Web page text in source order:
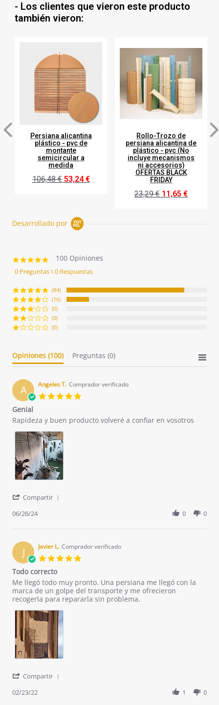
- Los clientes que vieron este producto
también vieron:
Persiana alicantina
plástico - pvc de
montante
semicircular a
medida
106,48 € 53,24 €
Rollo-Trozo de
persiana alicantina de
plástico - pvc (No
incluye mecanismos
ni accesorios)
OFERTAS BLACK
FRIDAY
23,29 € 11,65 €
Desarrollado por
4.8
star
rating
100 Opiniones
0 Preguntas \ 0 Respuestas
(84)
(16)
(0)
(0)
(0)
Opiniones (100) Preguntas (0)
A Angeles T. Comprador verificado
Genial
Review
Angeles
T.
on
26
Jun
2024
review
Genial
Rapideza y buen producto volveré a confiar en vosotros
Compartir
on
26
Jun
06/26/24 0 0
J Javier L. Comprador verificado
Todo correcto
Review
by
Javier
on
23
Feb
2022
review
stating
Todo
Me llegó todo muy pronto. Una persiana me llegó con la
marca de un golpe del transporte y me ofrecieron
recogerla para repararla sin problema.
Compartir
02/23/22 1 0